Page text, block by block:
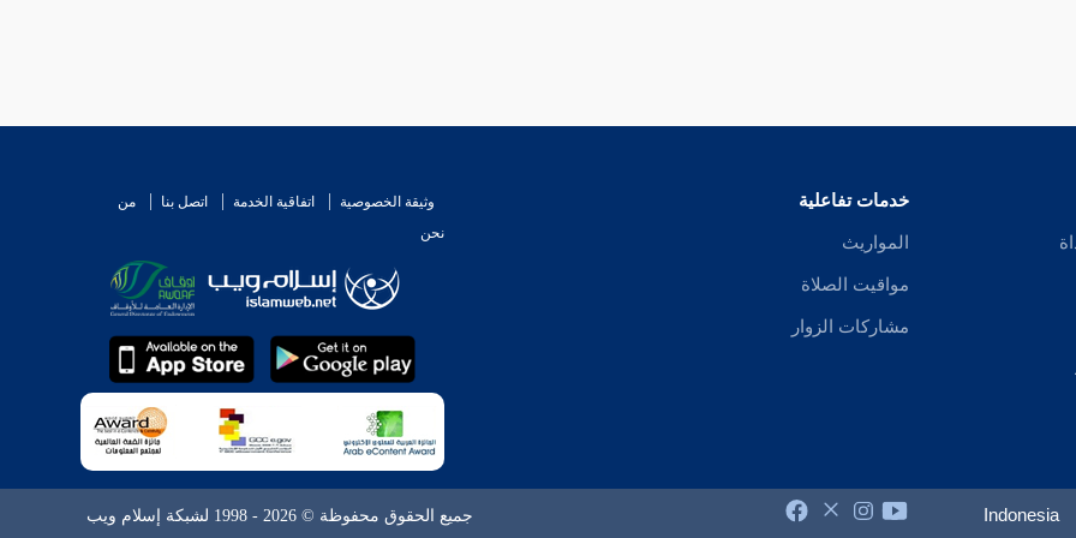
خدمات تفاعلية
المواريث
مواقيت الصلاة
مشاركات الزوار
وثيقة الخصوصية اتفاقية الخدمة اتصل بنا
من
نحن
Indonesia جميع الحقوق محفوظة © 2026 - 1998 لشبكة إسلام ويب